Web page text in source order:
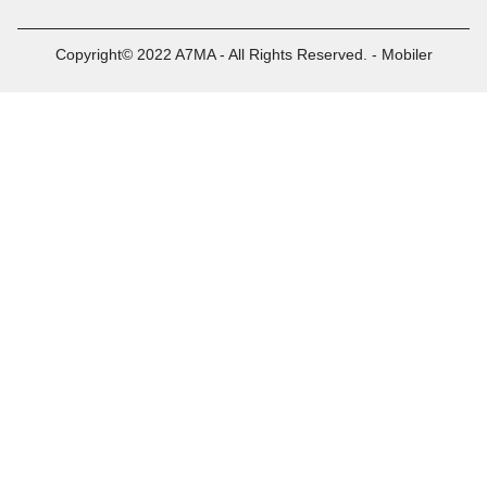
Copyright© 2022 A7MA - All Rights Reserved. - Mobiler